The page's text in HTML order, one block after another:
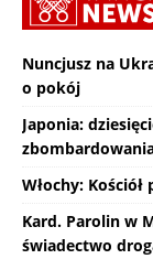
Nuncjusz na
o pokój
Japonia:
Włochy:
Kard. Parolin w
świadectwo